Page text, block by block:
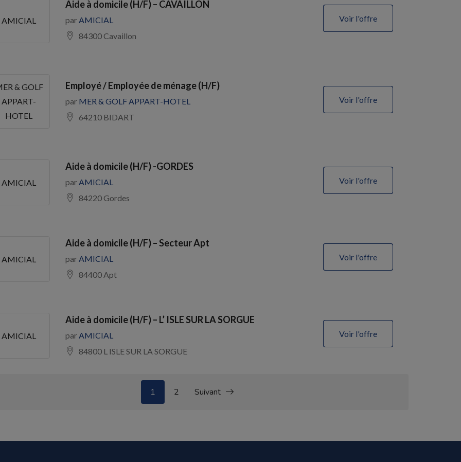
AMICIAL
Aide à domicile (H/F) – CAVAILLON
parAMICIAL
84300 Cavaillon
Voir l'offre
& GOLF
APPART-
HOTEL
Employé / Employée de ménage (H/F)
par MER & GOLF APPART-HOTEL
64210 BIDART
Voir l'offre
AMICIAL
Aide à domicile (H/F) -GORDES
parAMICIAL
84220 Gordes
Voir l'offre
AMICIAL
Aide à domicile (H/F) – Secteur Apt
parAMICIAL
84400 Apt
Voir l'offre
AMICIAL
Aide à domicile (H/F) – L’ ISLE SUR LA SORGUE
parAMICIAL
84800 L ISLE SUR LA SORGUE
Voir l'offre
1 2 Suivant